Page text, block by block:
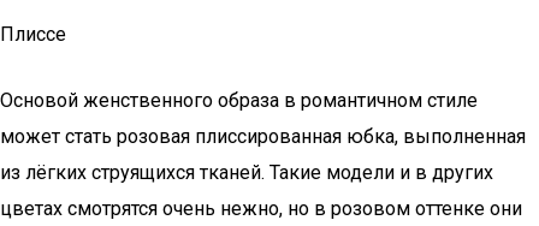
Плиссе
Основой женственного образа в романтичном стиле
может стать розовая плиссированная юбка, выполненная
из лёгких струящихся тканей. Такие модели и в других
цветах смотрятся очень нежно, но в розовом оттенке они